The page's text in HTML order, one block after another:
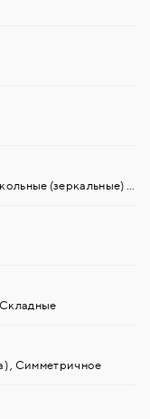
(зеркальные) материалы
Складные
Симметричное